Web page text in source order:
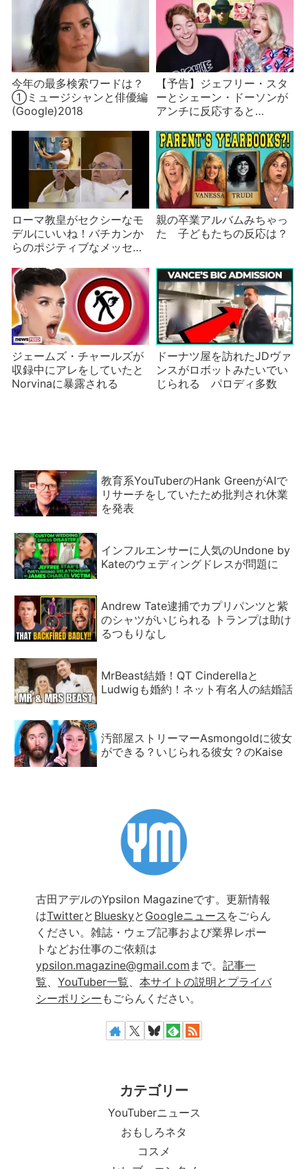
今年の最多検索ワードは？
①ミュージシャンと俳優編
(Google)2018
【予告】ジェフリー・スタ
ーとシェーン・ドーソンが
アンチに反応すると…
ローマ教皇がセクシーなモ
デルにいいね！バチカンか
らのポジティブなメッセー
親の卒業アルバムみちゃっ
た 子どもたちの反応は？
ジェームズ・チャールズが
収録中にアレをしていたと
Norvinaに暴露される
ドーナツ屋を訪れたJDヴァ
ンスがロボットみたいでい
じられる パロディ多数
教育系YouTuberのHank GreenがAIで
リサーチをしていたため批判され休業
を発表
インフルエンサーに人気のUndone by
Kateのウェディングドレスが問題に
Andrew Tate逮捕でカプリパンツと紫
のシャツがいじられる トランプは助け
るつもりなし
MrBeast結婚！QT Cinderellaと
Ludwigも婚約！ネット有名人の結婚話
汚部屋ストリーマーAsmongoldに彼女
ができる？いじられる彼女？のKaise
古田アデルのYpsilon Magazineです。更新情報
はTwitterと Blueskyと Googleニュース をごらん
ください。雑誌・ウェブ記事および業界レポー
トなどお仕事のご依頼は
ypsilon.magazine@gmail.com まで。 記事一
覧、 YouTuber一覧、 本サイトの説明とプライバ
シーポリシー もごらんください。
カテゴリー
YouTuberニュース
おもしろネタ
コスメ